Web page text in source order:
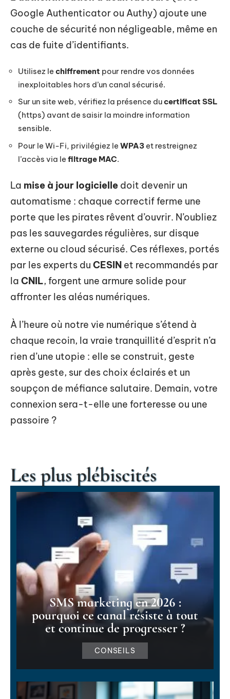
Google Authenticator ou Authy) ajoute une
couche de sécurité non négligeable, même en
cas de fuite d’identifiants.
Utilisez le chiffrement pour rendre vos données
inexploitables hors d’un canal sécurisé.
Sur un site web, vérifiez la présence ducertificat SSL
(https) avant de saisir la moindre information
sensible.
Pour le Wi-Fi, privilégiez le WPA3 et restreignez
l’accès via le filtrage MAC.
La mise à jour logicielle doit devenir un
automatisme : chaque correctif ferme une
porte que les pirates rêvent d’ouvrir. N’oubliez
pas les sauvegardes régulières, sur disque
externe ou cloud sécurisé. Ces réflexes, portés
par les experts du CESIN et recommandés par
la CNIL, forgent une armure solide pour
affronter les aléas numériques.
À l’heure où notre vie numérique s’étend à
chaque recoin, la vraie tranquillité d’esprit n’a
rien d’une utopie : elle se construit, geste
après geste, sur des choix éclairés et un
soupçon de méfiance salutaire. Demain, votre
connexion sera-t-elle une forteresse ou une
passoire ?
Les plus plébiscités
SMS marketing en 2026 :
pourquoi ce canal résiste à tout
et continue de progresser ?
CONSEILS